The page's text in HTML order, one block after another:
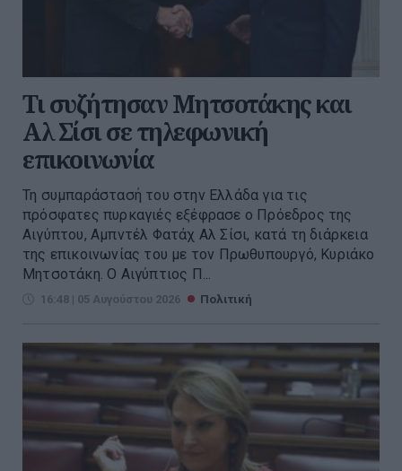
Τι συζήτησαν Μητσοτάκης και
Αλ Σίσι σε τηλεφωνική
επικοινωνία
Τη συμπαράστασή του στην Ελλάδα για τις
πρόσφατες πυρκαγιές εξέφρασε ο Πρόεδρος της
Αιγύπτου, Αμπντέλ Φατάχ Αλ Σίσι, κατά τη διάρκεια
της επικοινωνίας του με τον Πρωθυπουργό, Κυριάκο
Μητσοτάκη. Ο Αιγύπτιος Π...
16:48 | 05 Αυγούστου 2026 Πολιτική